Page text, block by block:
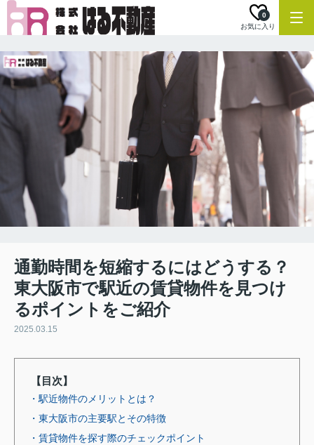
お気に入り
0
通勤時間を短縮するにはどうする？
東大阪市で駅近の賃貸物件を見つけ
るポイントをご紹介
2025.03.15
【目次】
・駅近物件のメリットとは？
・東大阪市の主要駅とその特徴
・賃貸物件を探す際のチェックポイント